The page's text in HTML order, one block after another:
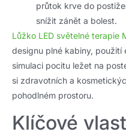
průtok krve do
snížit zánět a bolest.
Lůžko LED světelné terapie
designu plné kabiny, použití
simulaci pocitu ležet na
si zdravotních a
pohodlném prostoru.
Klíčové